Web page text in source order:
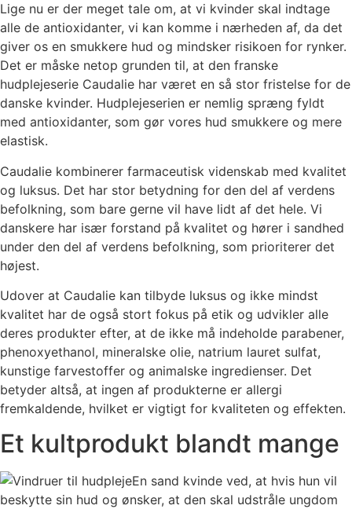
Lige nu er der meget tale om, at vi kvinder skal indtage
alle de antioxidanter, vi kan komme i nærheden af, da det
giver os en smukkere hud og mindsker risikoen for rynker.
Det er måske netop grunden til, at den franske
hudplejeserie Caudalie har været en så stor fristelse for de
danske kvinder. Hudplejeserien er nemlig spræng fyldt
med antioxidanter, som gør vores hud smukkere og mere
elastisk.
Caudalie kombinerer farmaceutisk videnskab med kvalitet
og luksus. Det har stor betydning for den del af verdens
befolkning, som bare gerne vil have lidt af det hele. Vi
danskere har især forstand på kvalitet og hører i sandhed
under den del af verdens befolkning, som prioriterer det
højest.
Udover at Caudalie kan tilbyde luksus og ikke mindst
kvalitet har de også stort fokus på etik og udvikler alle
deres produkter efter, at de ikke må indeholde parabener,
phenoxyethanol, mineralske olie, natrium lauret sulfat,
kunstige farvestoffer og animalske ingredienser. Det
betyder altså, at ingen af produkterne er allergi
fremkaldende, hvilket er vigtigt for kvaliteten og effekten.
Et kultprodukt blandt mange
En sand kvinde ved, at hvis hun vil
beskytte sin hud og ønsker, at den skal udstråle ungdom